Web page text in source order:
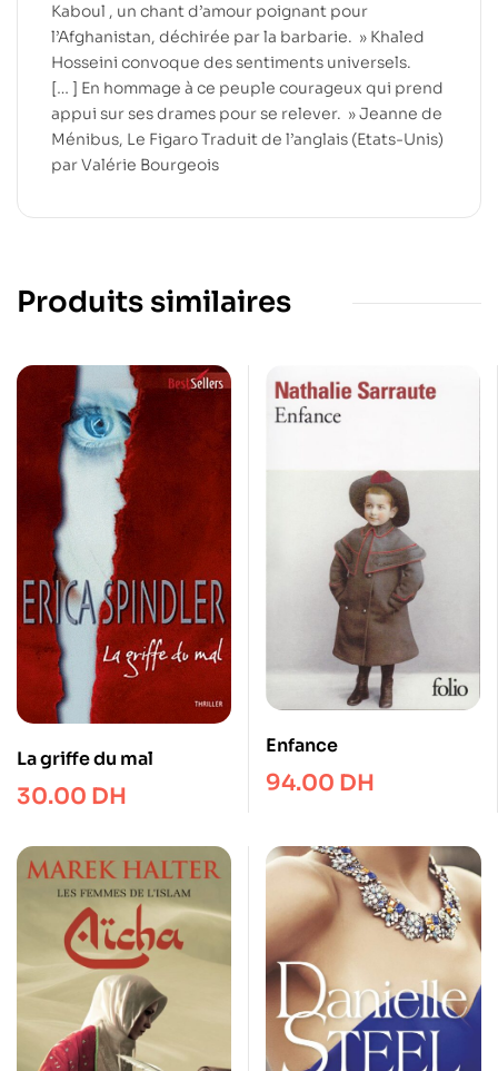
Kaboul , un chant d’amour poignant pour
l’Afghanistan, déchirée par la barbarie. » Khaled
Hosseini convoque des sentiments universels.
[… ] En hommage à ce peuple courageux qui prend
appui sur ses drames pour se relever. » Jeanne de
Ménibus, Le Figaro Traduit de l’anglais (Etats-Unis)
par Valérie Bourgeois
Produits similaires
La griffe du mal
30.00 DH
Enfance
94.00 DH